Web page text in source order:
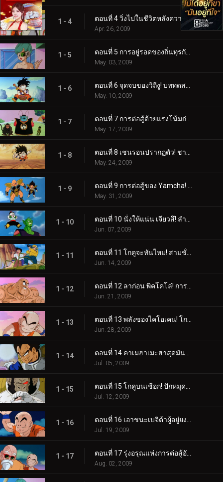
1 - 4 ตอนที่ 4 วิ่งไปในชีวิตหลังความตาย โกคู! วิถีงูหนึ่งล้านไมล์!
Apr. 26, 2009
1 - 5
May. 03, 2009
1 - 6
May. 10, 2009
1 - 7
May. 17, 2009
1 - 8
May. 24, 2009
1 - 9
May. 31, 2009
1 - 10
Jun. 07, 2009
1 - 11
Jun. 14, 2009
1 - 12
Jun. 21, 2009
1 - 13
Jun. 28, 2009
1 - 14
Jul. 05, 2009
1 - 15
Jul. 12, 2009
1 - 16
Jul. 19, 2009
1 - 17
Aug. 02, 2009